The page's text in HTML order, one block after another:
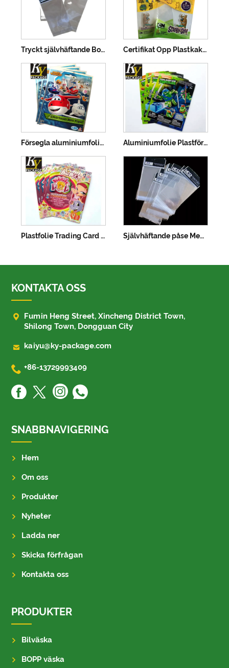
Tryckt självhäftande Bopp-förpackningspåse Certifikat Opp Plastkakapåse
Försegla aluminiumfoliepåsar av plastpåsar Aluminiumfolie Plastförpackningspåsar för leksaker
Plastfolie Trading Card Packning Värmeförsegling Självhäftande påse Med Header Med Header
KONTAKTA OSS

Fumin Heng Street, Xincheng District Town,
Shilong Town, Dongguan City
 kaiyu@ky-package.com
 +86-13729993409
SNABBNAVIGERING
Hem
Om oss
Produkter
Nyheter
Ladda ner
Skicka förfrågan
Kontakta oss
PRODUKTER
Bilväska
BOPP väska